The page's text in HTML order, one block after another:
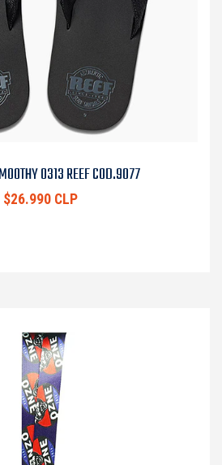
0313 REEF COD.9077
$26.990 CLP